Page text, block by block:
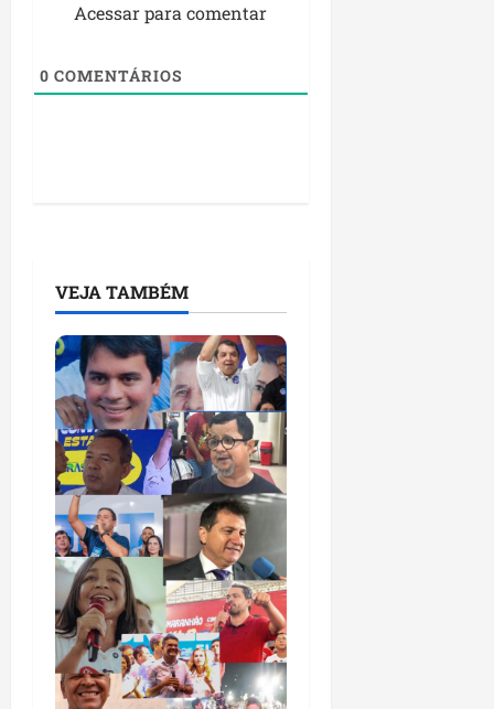
Acessar para comentar
0 COMENTÁRIOS
VEJA TAMBÉM